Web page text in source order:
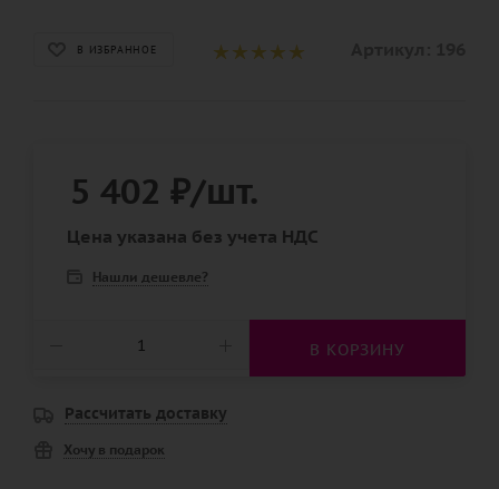
В ИЗБРАННОЕ
5 402 ₽/шт.
Цена указана без учета НДС
Нашли дешевле?
В КОРЗИНУ
Рассчитать доставку
Хочу в подарок